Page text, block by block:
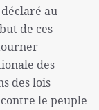
au
de ces
des
des lois
le peuple